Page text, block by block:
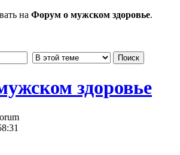
на Форум о мужском здоровье.
здоровье